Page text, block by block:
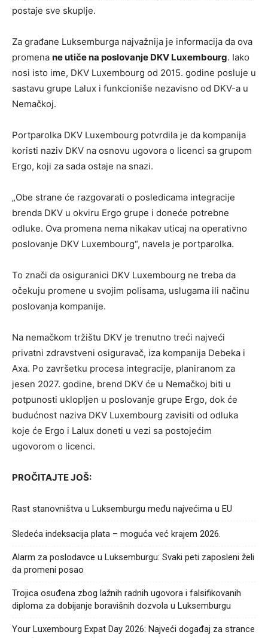
postaje sve skuplje.
Za građane Luksemburga najvažnija je informacija da ova
promena ne utiče na poslovanje DKV Luxembourg. Iako
nosi isto ime, DKV Luxembourg od 2015. godine posluje u
sastavu grupe Lalux i funkcioniše nezavisno od DKV-a u
Nemačkoj.
Portparolka DKV Luxembourg potvrdila je da kompanija
koristi naziv DKV na osnovu ugovora o licenci sa grupom
Ergo, koji za sada ostaje na snazi.
„Obe strane će razgovarati o posledicama integracije
brenda DKV u okviru Ergo grupe i doneće potrebne
odluke. Ova promena nema nikakav uticaj na operativno
poslovanje DKV Luxembourg“, navela je portparolka.
To znači da osiguranici DKV Luxembourg ne treba da
očekuju promene u svojim polisama, uslugama ili načinu
poslovanja kompanije.
Na nemačkom tržištu DKV je trenutno treći najveći
privatni zdravstveni osiguravač, iza kompanija Debeka i
Axa. Po završetku procesa integracije, planiranom za
jesen 2027. godine, brend DKV će u Nemačkoj biti u
potpunosti uklopljen u poslovanje grupe Ergo, dok će
budućnost naziva DKV Luxembourg zavisiti od odluka
koje će Ergo i Lalux doneti u vezi sa postojećim
ugovorom o licenci.
PROČITAJTE JOŠ:
Rast stanovništva u Luksemburgu među najvećima u EU
Sledeća indeksacija plata – moguća već krajem 2026.
Alarm za poslodavce u Luksemburgu: Svaki peti zaposleni želi
da promeni posao
Trojica osuđena zbog lažnih radnih ugovora i falsifikovanih
diploma za dobijanje boravišnih dozvola u Luksemburgu
Your Luxembourg Expat Day 2026: Najveći događaj za strance